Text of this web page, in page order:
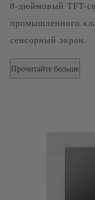
8-дюймовый TFT-
промышленного
сенсорный экран.
Прочитайте больше